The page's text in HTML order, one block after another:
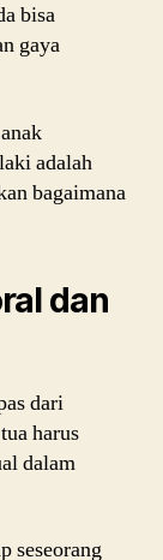
bisa
gaya
adalah
bagaimana
dan
dari
harus
dalam
seseorang